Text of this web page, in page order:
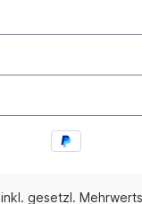
gesetzl.